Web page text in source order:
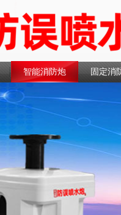
智能消防炮 固定消